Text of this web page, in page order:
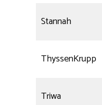
Stannah
ThyssenKrupp
Triwa